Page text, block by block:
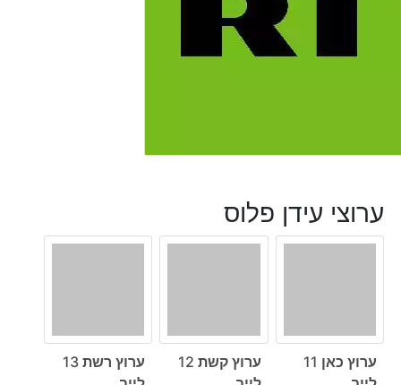
ערוצי עידן פלוס
ערוץ כאן 11
ערוץ קשת 12
ערוץ רשת 13